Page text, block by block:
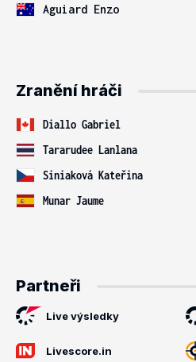
Aguiard Enzo
Zranění hráči
Diallo Gabriel
Tararudee Lanlana
Siniaková Kateřina
Munar Jaume
Partneři
Live výsledky
Livescore.in